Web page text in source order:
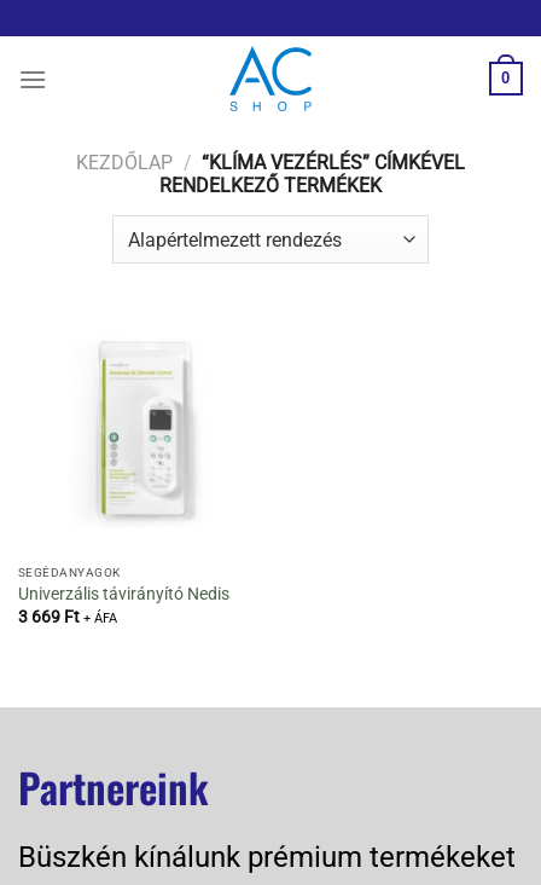
to
content
0
KEZDŐLAP / “KLÍMA VEZÉRLÉS” CÍMKÉVEL
RENDELKEZŐ TERMÉKEK
SEGÉDANYAGOK
Univerzális távirányító Nedis
3 669 Ft + ÁFA
Partnereink
Büszkén kínálunk prémium termékeket